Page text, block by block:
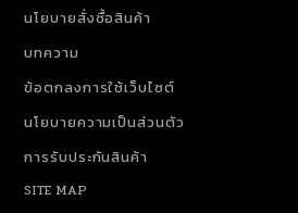
นโยบายสั่งซื้อสินค้า
บทความ
ข้อตกลงการใช้เว็บไซต์
นโยบายความเป็นส่วนตัว
การรับประกันสินค้า
SITE MAP